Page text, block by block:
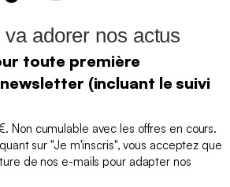
adorer nos actus
toute première
(incluant le suivi
Non cumulable avec les offres en cours.
sur "Je m'inscris", vous acceptez que
de nos e-mails pour adapter nos